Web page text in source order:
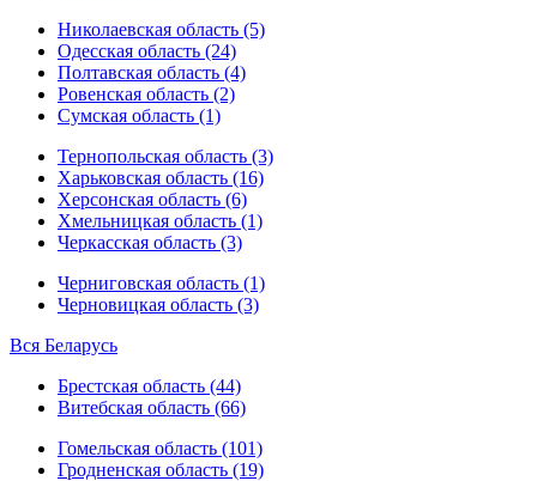
Николаевская область (5)
Одесская область (24)
Полтавская область (4)
Ровенская область (2)
Сумская область (1)
Тернопольская область (3)
Харьковская область (16)
Херсонская область (6)
Хмельницкая область (1)
Черкасская область (3)
Черниговская область (1)
Черновицкая область (3)
Вся Беларусь
Брестская область (44)
Витебская область (66)
Гомельская область (101)
Гродненская область (19)